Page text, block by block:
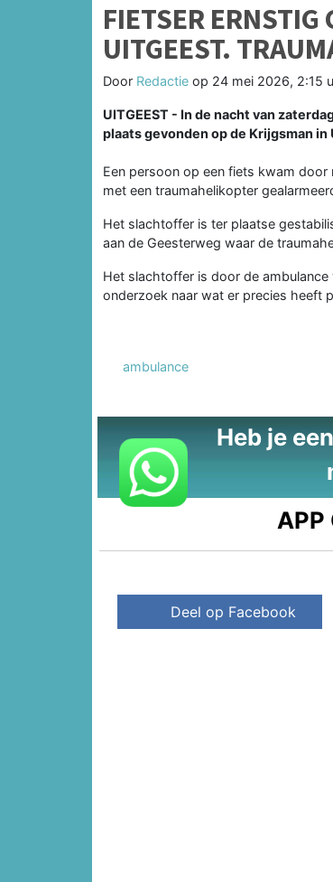
FIETSER ERNSTIG
UITGEEST.
Door Redactie op 24 mei 2026, 2:15
UITGEEST - In de nacht van
plaats gevonden op de Krijgsman
Een persoon op een fiets kwam
met een traumahelikopter
Het slachtoffer is ter plaatse
aan de Geesterweg waar de
Het slachtoffer is door de
onderzoek naar wat er precies heeft
ambulance
Heb je
APP
Deel op Facebook